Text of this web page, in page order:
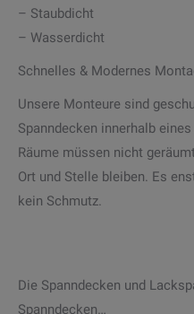
– Staubdicht
– Wasserdicht
Schnelles & Modernes
Unsere Monteure sind
Spanndecken innerhalb
Räume müssen nicht
Ort und Stelle bleiben. Es
kein Schmutz.
Die Spanndecken und
Spanndecken…